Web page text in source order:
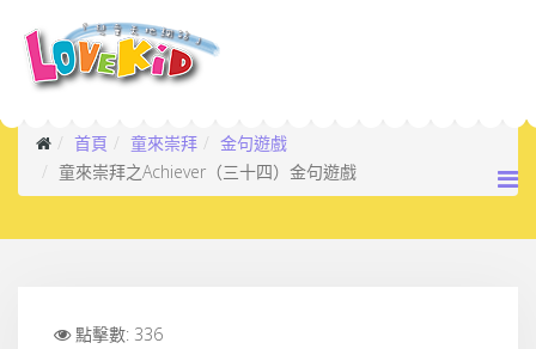
首頁 童來崇拜
金句遊戲
童來崇拜之Achiever（三十四）金句遊戲
點擊數: 336